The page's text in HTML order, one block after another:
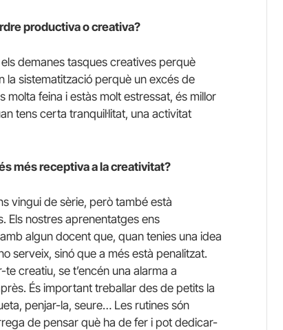
productiva o creativa?
els demanes tasques creatives perquè
la sistematització perquè un excés de
feina i estàs molt estressat, és millor
tens certa tranquil·litat, una activitat
més receptiva a la creativitat?
vingui de sèrie, però també està
Els nostres aprenentatges ens
algun docent que, quan tenies una idea
serveix, sinó que a més està penalitzat.
creatiu, se t’encén una alarma a
És important treballar des de petits la
penjar-la, seure… Les rutines són
de pensar què ha de fer i pot dedicar-